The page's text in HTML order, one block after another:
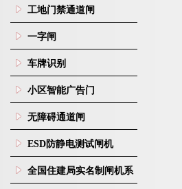
工地门禁通道闸
一字闸
车牌识别
小区智能广告门
无障碍通道闸
ESD防静电测试闸机
全国住建局实名制闸机系